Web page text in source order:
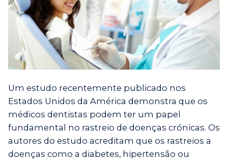
Um estudo recentemente publicado nos
Estados Unidos da América demonstra que os
médicos dentistas podem ter um papel
fundamental no rastreio de doenças crónicas. Os
autores do estudo acreditam que os rastreios a
doenças como a diabetes, hipertensão ou